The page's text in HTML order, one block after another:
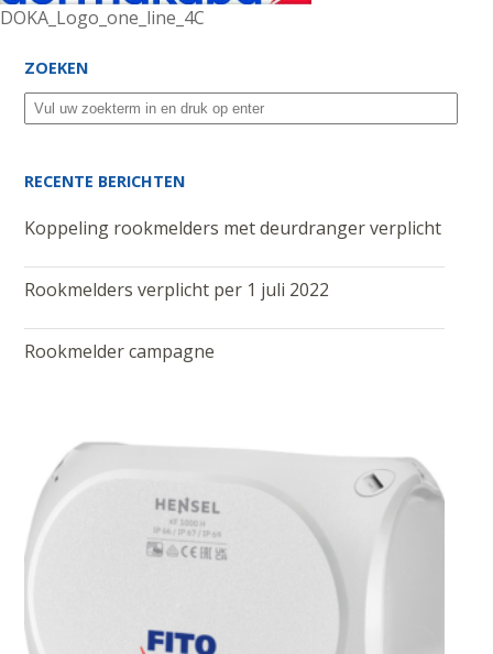
DOKA_Logo_one_line_4C
ZOEKEN
RECENTE BERICHTEN
Koppeling rookmelders met deurdranger verplicht
Rookmelders verplicht per 1 juli 2022
Rookmelder campagne